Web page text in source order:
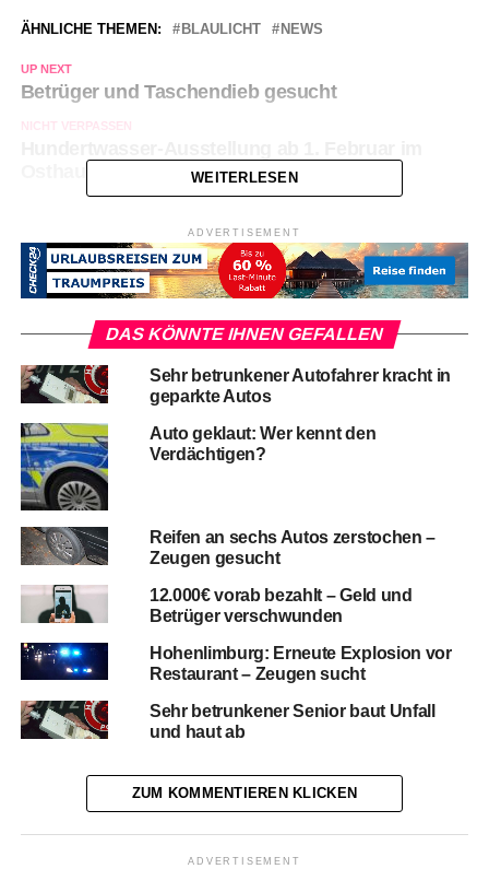
ÄHNLICHE THEMEN: BLAULICHT NEWS
UP NEXT
Betrüger und Taschendieb gesucht
NICHT VERPASSEN
WEITERLESEN
ADVERTISEMENT
DAS KÖNNTE IHNEN GEFALLEN
Sehr betrunkener Autofahrer kracht in
geparkte Autos
Auto geklaut: Wer kennt den
Verdächtigen?
Reifen an sechs Autos zerstochen –
Zeugen gesucht
12.000€ vorab bezahlt – Geld und
Betrüger verschwunden
Hohenlimburg: Erneute Explosion vor
Restaurant – Zeugen sucht
Sehr betrunkener Senior baut Unfall
und haut ab
ZUM KOMMENTIEREN KLICKEN
ADVERTISEMENT